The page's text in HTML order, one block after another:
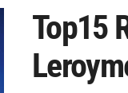
Top15